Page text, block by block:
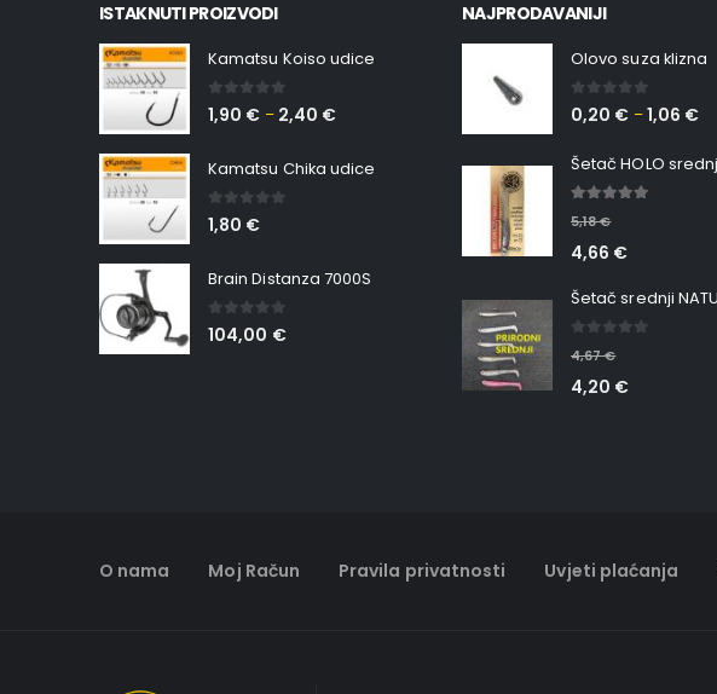
ISTAKNUTI PROIZVODI
Kamatsu Koiso udice
0 out of 5
1,90 € – 2,40 €
Kamatsu Chika udice
0 out of 5
1,80 €
Brain Distanza 7000S
0out of 5
104,00 €
NAJPRODAVANIJI
Olovo suza klizna
0 out of 5
0,20 € –1,06 €
5,18€
4,66 €
4,67€
4,20 €
O nama Moj Račun Pravila privatnosti Uvjeti plaćanja